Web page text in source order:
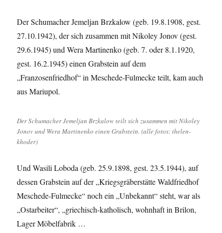
Der Schumacher Jemeljan Brzkalow (geb. 19.8.1908, gest.
27.10.1942), der sich zusammen mit Nikoley Jonov (gest.
29.6.1945) und Wera Martinenko (geb. 7. oder 8.1.1920,
gest. 16.2.1945) einen Grabstein auf dem
„Franzosenfriedhof“ in Meschede-Fulmecke teilt, kam auch
aus Mariupol.
Der Schumacher Jemeljan Brzkalow teilt sich zusammen mit Nikoley
Jonov und Wera Martinenko einen Grabstein. (alle fotos: thelen-
khoder)
Und Wasili Loboda (geb. 25.9.1898, gest. 23.5.1944), auf
dessen Grabstein auf der „Kriegsgräberstätte Waldfriedhof
Meschede-Fulmecke“ noch ein „Unbekannt“ steht, war als
„Ostarbeiter“, „griechisch-katholisch, wohnhaft in Brilon,
Lager Möbelfabrik …